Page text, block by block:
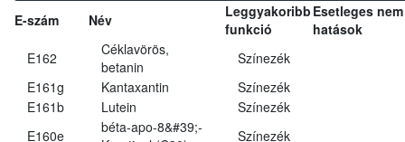
E-szám Név
Leggyakoribb
funkció
Esetleges
hatások
E162
Céklavörös,
betanin
Színezék
E161g
Kantaxantin
Színezék
E161b
Lutein
Színezék
E160e
béta-apo-8&#39;-
Színezék